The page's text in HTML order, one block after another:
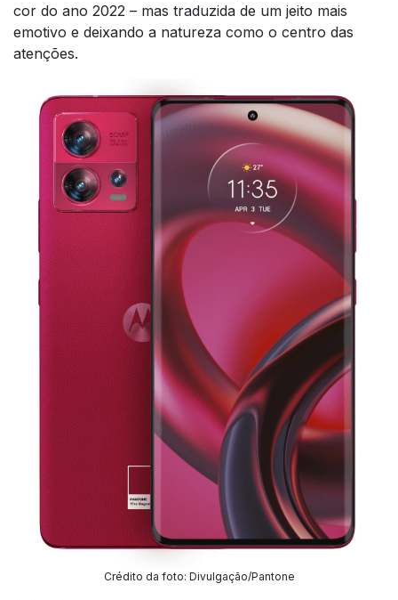
cor do ano 2022 – mas traduzida de um jeito mais
emotivo e deixando a natureza como o centro das
atenções.
Crédito da foto: Divulgação/Pantone